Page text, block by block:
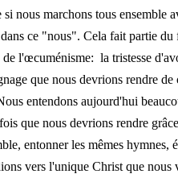
nous marchons tous ensemble
dans ce "nous". Cela fait partie
l'œcuménisme: la tristesse
que nous devrions rendre de
entendons aujourd'hui
que nous devrions rendre
entonner les mêmes hymnes,
vers l'unique Christ que